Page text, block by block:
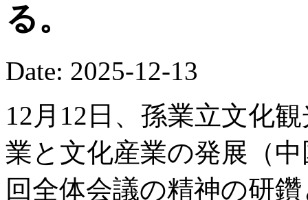
る。
Date: 2025-12-13
12月12日、孫業立文化
業と文化産業の発展（
回全体会議の精神の研